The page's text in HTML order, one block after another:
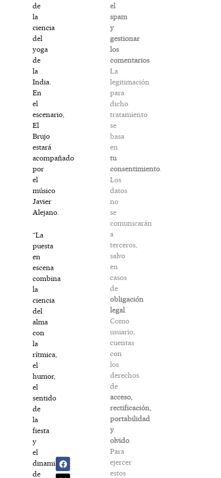
de
la
ciencia
del
yoga
de
la
India.
En
el
escenario,
El
Brujo
estará
acompañado
por
el
músico
Javier
Alejano.
“La
puesta
en
escena
combina
la
ciencia
del
alma
con
la
rítmica,
el
humor,
el
sentido
de
la
fiesta
y
el
dinamismo
de
el
spam
y
gestionar
los
comentarios
La
legitimación
para
dicho
tratamiento
se
basa
en
tu
consentimiento
Los
datos
no
se
comunicarán
a
terceros,
salvo
en
casos
de
obligación
legal
Como
usuario,
cuentas
con
los
derechos
de
acceso,
rectificación,
portabilidad
y
olvido
Para
ejercer
estos